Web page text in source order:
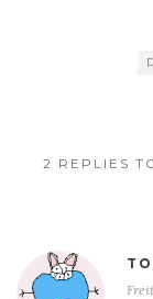
2 REPLIES